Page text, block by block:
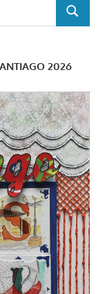
BUSCAR
2026